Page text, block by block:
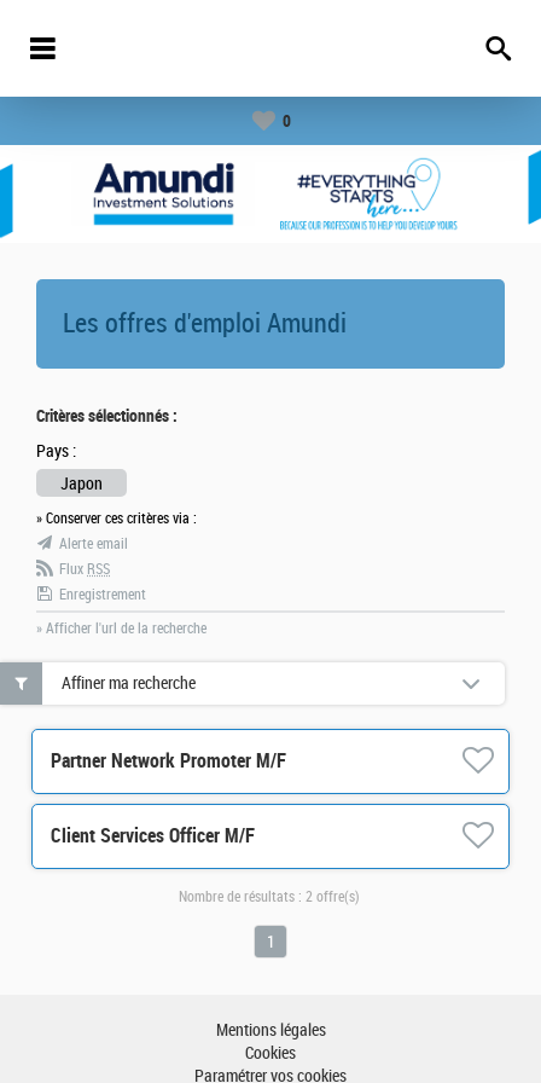
0
Les offres d'emploi Amundi
Critères sélectionnés :
Pays :
Japon
» Conserver ces critères via :
Alerte email
Flux RSS
Enregistrement
» Afficher l'url de la recherche
Partner Network Promoter M/F
Client Services Officer M/F
Affiner ma recherche
Nombre de résultats : 2 offre(s)
1
Mentions légales
Cookies
Paramétrer vos cookies